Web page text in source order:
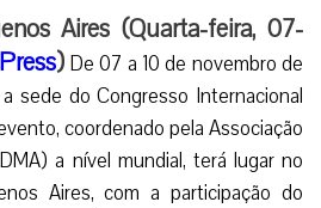
Aires (Quarta-feira, 07-
)De 07 a 10 de novembro de
sede do Congresso Internacional
coordenado pela Associação
a nível mundial, terá lugar no
Aires, com a participação do